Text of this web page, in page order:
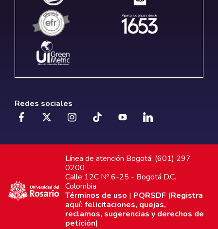
Redes sociales
Línea de atención Bogotá: (601) 297
0200
Calle 12C Nº 6-25 - Bogotá D.C.
Colombia
Términos de uso | PQRSDF (Registra
aquí: felicitaciones, quejas,
reclamos, sugerencias y derechos de
petición)